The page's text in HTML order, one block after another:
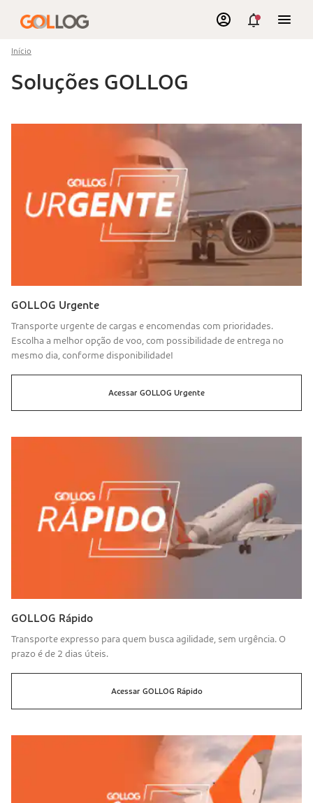
Início
Soluções GOLLOG
GOLLOG Urgente
Transporte urgente de cargas e encomendas com prioridades.
Escolha a melhor opção de voo, com possibilidade de entrega no
mesmo dia, conforme disponibilidade!
Acessar GOLLOG Urgente
GOLLOG Rápido
Transporte expresso para quem busca agilidade, sem urgência. O
prazo é de 2 dias úteis.
Acessar GOLLOG Rápido